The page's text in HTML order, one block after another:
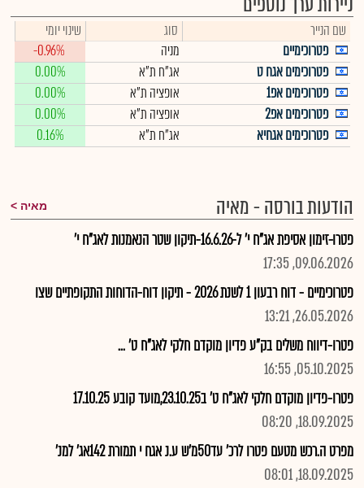
שם הנייר סוג
שינוי יומי
פטרוכימיים
מניה
-0.96%
פטרוכימים אגח ט
אג"ח ת"א
0.00%
פטרוכימים אפ1
אופציה ת"א
0.00%
פטרוכימים אפ2
אופציה ת"א
0.00%
פטרוכימים אגחיא
אג"ח ת"א 0.16%
הודעות בורסה - מאיה מאיה
פטרו-זימון אסיפת אג"ח י' ל-16.6.26-תיקון שטר הנאמנות לאג"ח י'
09.06.2026, 17:35
פטרוכימיים - דוח רבעון 1 לשנת 2026 - תיקון דוח-הדוחות התקופתיים שצו
26.05.2026, 13:21
פטרו-דיווח משלים בק"ע פדיון מוקדם חלקי לאג"ח ט' ...
05.10.2025, 16:55
פטרו-פדיון מוקדם חלקי לאג"ח ט' ב23.10.25,מועד קובע 17.10.25
18.09.2025, 08:20
מפרט ה.רכש מטעם פטרו לרכ' עד50מ'ש ע.נ אגח י תמורת 142אג' למנ'
18.09.2025, 08:01